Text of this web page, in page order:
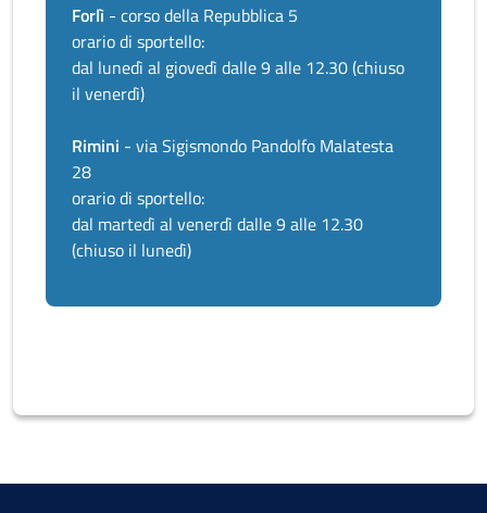
Forlì - corso della Repubblica 5
orario di sportello:
dal lunedì al giovedì dalle 9 alle 12.30 (chiuso
il venerdì)
Rimini - via Sigismondo Pandolfo Malatesta
28
orario di sportello:
dal martedì al venerdì dalle 9 alle 12.30
(chiuso il lunedì)